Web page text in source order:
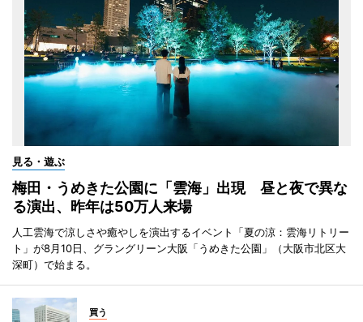
見る・遊ぶ
梅田・うめきた公園に「雲海」出現 昼と夜で異な
る演出、昨年は50万人来場
人工雲海で涼しさや癒やしを演出するイベント「夏の涼：雲海リトリー
ト」が8月10日、グラングリーン大阪「うめきた公園」（大阪市北区大
深町）で始まる。
買う